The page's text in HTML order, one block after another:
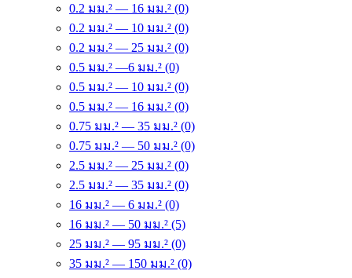
0.2 มม.² — 16 มม.² (0)
0.2 มม.² — 10 มม.² (0)
0.2 มม.² — 25 มม.² (0)
0.5 มม.² —6 มม.² (0)
0.5 มม.² — 10 มม.² (0)
0.5 มม.² — 16 มม.² (0)
0.75 มม.² — 35 มม.² (0)
0.75 มม.² — 50 มม.² (0)
2.5 มม.² — 25 มม.² (0)
2.5 มม.² — 35 มม.² (0)
16 มม.² — 6 มม.² (0)
16 มม.² — 50 มม.² (5)
25 มม.² — 95 มม.² (0)
35 มม.² — 150 มม.² (0)